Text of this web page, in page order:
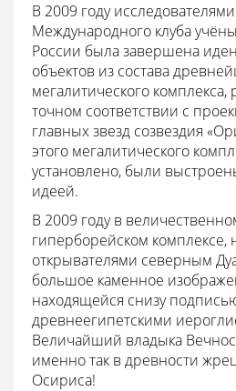
В 2009 году
Международного клуба
России была завершена
объектов из состава
мегалитического
точном соответствии с
главных звезд созвездия
этого мегалитического
установлено, были
идеей.
В 2009 году в
гиперборейском комплексе,
открывателями северным
большое каменное
находящейся снизу
древнеегипетскими
Величайший владыка
именно так в древности
Осириса!